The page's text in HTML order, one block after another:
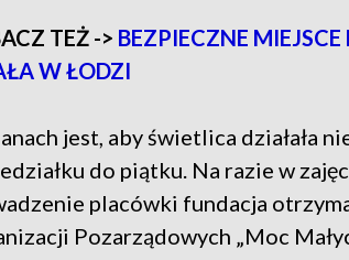
TEŻ -> BEZPIECZNE
W ŁODZI
jest, aby świetlica działała
do piątku. Na razie w
placówki fundacja
Pozarządowych „Moc